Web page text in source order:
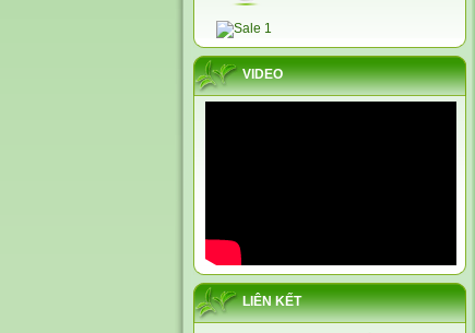
VIDEO
LIÊN KẾT